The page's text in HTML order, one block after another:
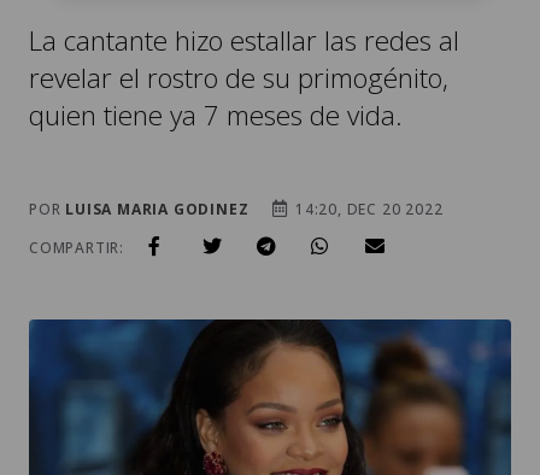
La cantante hizo estallar las redes al
revelar el rostro de su primogénito,
quien tiene ya 7 meses de vida.
POR LUISA MARIA GODINEZ
14:20, DEC 20 2022
COMPARTIR: